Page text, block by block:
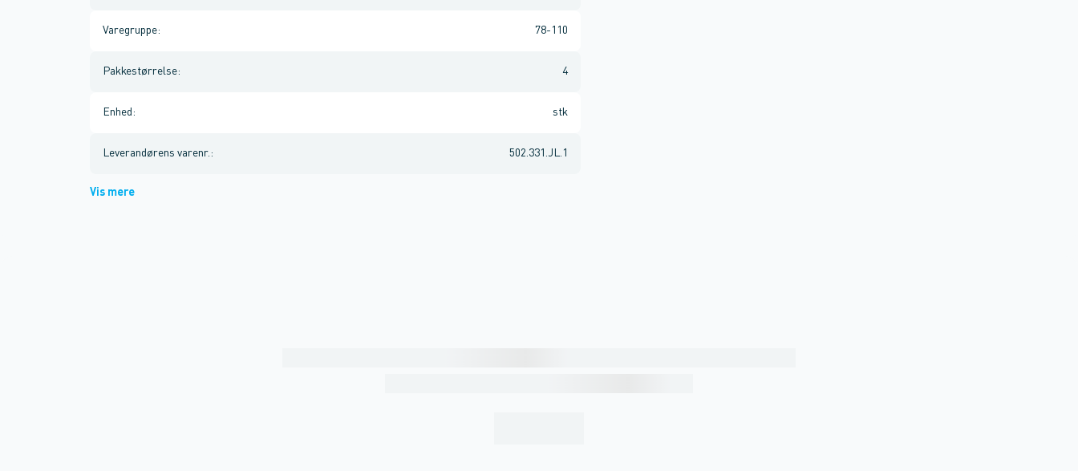
Varegruppe: 78-110
Pakkestørrelse: 4
Enhed : stk
Leverandørens varenr. : 502.331.JL.1
Vis mere